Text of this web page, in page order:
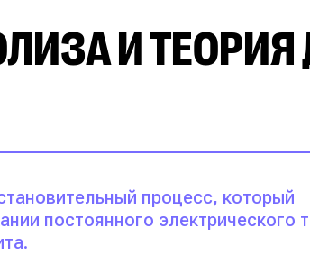
И ТЕОРИЯ
процесс, который
постоянного электрического